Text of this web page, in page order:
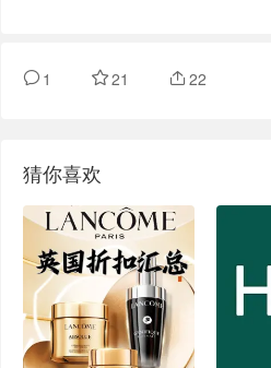
1 21 22
猜你喜欢